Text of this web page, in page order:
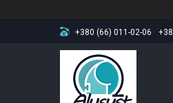
+380 (66) 011-02-06